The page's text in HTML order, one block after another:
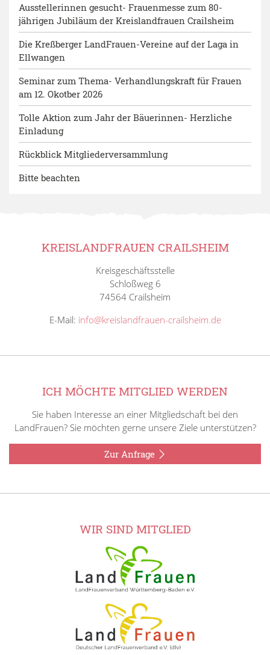
Ausstellerinnen gesucht- Frauenmesse zum 80-
jährigen Jubiläum der Kreislandfrauen Crailsheim
Die Kreßberger LandFrauen-Vereine auf der Laga in
Ellwangen
Seminar zum Thema- Verhandlungskraft für Frauen
am 12. Okotber 2026
Tolle Aktion zum Jahr der Bäuerinnen- Herzliche
Einladung
Rückblick Mitgliederversammlung
Bitte beachten
KREISLANDFRAUEN CRAILSHEIM
Kreisgeschäftsstelle
Schloßweg 6
74564 Crailsheim
E-Mail: info@kreislandfrauen-crailsheim.de
ICH MÖCHTE MITGLIED WERDEN
Sie haben Interesse an einer Mitgliedschaft bei den
LandFrauen? Sie möchten gerne unsere Ziele unterstützen?
Zur Anfrage
WIR SIND MITGLIED